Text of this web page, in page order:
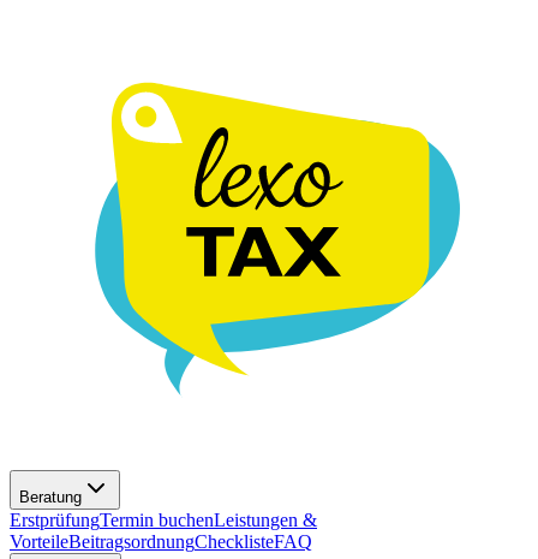
Beratung
ErstprüfungTermin buchenLeistungen &
VorteileBeitragsordnungChecklisteFAQ